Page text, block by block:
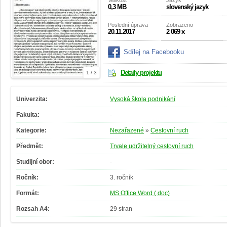
1 / 3
0,3 MB slovenský jazyk
Poslední úprava
20.11.2017
Zobrazeno
2 069 x
Sdílej na Facebooku
Detaily projektu
Univerzita: Vysoká škola podnikání
Fakulta: -
Kategorie: Nezařazené » Cestovní ruch
Předmět: Trvale udržitelný cestovní ruch
Studijní obor: -
Ročník: 3. ročník
Formát: MS Office Word (.doc)
Rozsah A4: 29 stran